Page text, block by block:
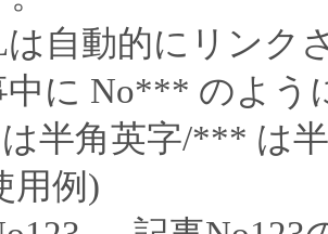
は自動的にリンク
中に No*** のよう
半角英字/*** は
用例)